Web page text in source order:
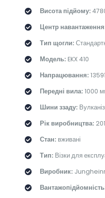
Висота підйому:
Центр
Тип щогли:
Модель: EKX 410
Напрацювання:
Передні вила: 1000
Шини ззаду:
Рік виробництва:
Стан: вживані
Тип: Візки для
Виробник: